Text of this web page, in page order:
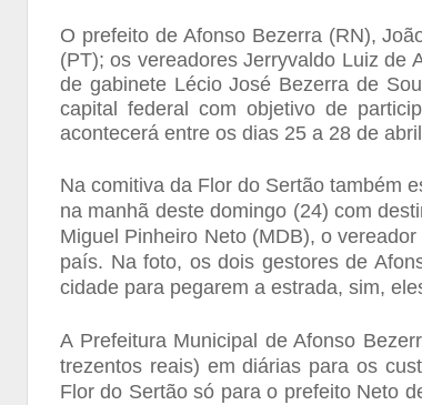
O prefeito de Afonso Bezerra (RN),
(PT); os vereadores Jerryvaldo Luiz de
de gabinete Lécio José Bezerra de
capital federal com objetivo de
acontecerá entre os dias 25 a 28 de
Na comitiva da Flor do Sertão também
na manhã deste domingo (24) com
Miguel Pinheiro Neto (MDB), o
país. Na foto, os dois gestores de
cidade para pegarem a estrada, sim,
A Prefeitura Municipal de Afonso
trezentos reais) em diárias para os
Flor do Sertão só para o prefeito Neto